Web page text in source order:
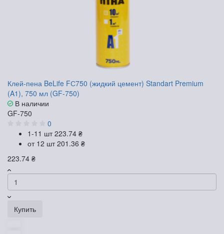
Клей-пена BeLife FС750 (жидкий цемент) Standart Premium
(A1), 750 мл (GF-750)
В наличии
GF-750
0
1-11 шт223.74 ₴
от 12 шт201.36 ₴
223.74 ₴
Купить